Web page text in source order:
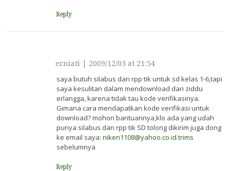
Reply
erniati 2009/12/03 at 21:54
saya butuh silabus dan rpp tik untuk sd kelas 1-6,tapi
saya kesulitan dalam mendownload dari ziddu
erlangga, karena tidak tau kode verifikasinya.
Gimana cara mendapatkan kode verifikasi untuk
download? mohon bantuannya,klo ada yang udah
punya silabus dan rpp tik SD tolong dikirim juga dong
ke email saya: niken1108@yahoo.co.id.trims
sebelumnya
Reply